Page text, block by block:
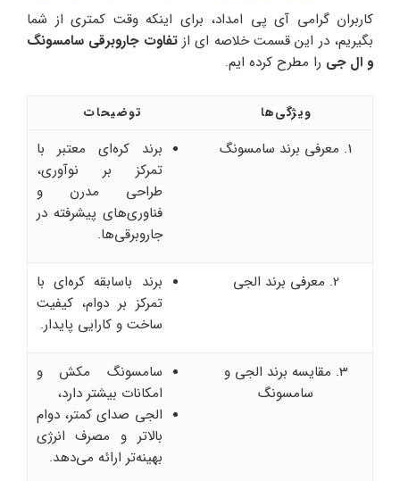
کاربران گرامی آی‌ پی امداد، برای اینکه وقت کمتری از شما
بگیریم، در این قسمت خلاصه ای ازتفاوت جاروبرقی سامسونگ
و ال جی را مطرح کرده ایم.
ویژگی‌ها توضیحات
1. معرفی برند سامسونگ
برند کره‌ای معتبر با
تمرکز بر نوآوری،
طراحی مدرن و
فناوری‌های پیشرفته در
جاروبرقی‌ها.
2. معرفی برند الجی
برند باسابقه کره‌ای با
تمرکز بر دوام، کیفیت
ساخت و کارایی پایدار.
3. مقایسه برند الجی و
سامسونگ
سامسونگ مکش و
امکانات بیشتر دارد،
الجی صدای کمتر، دوام
بالاتر و مصرف انرژی
بهینه‌تر ارائه می‌دهد.